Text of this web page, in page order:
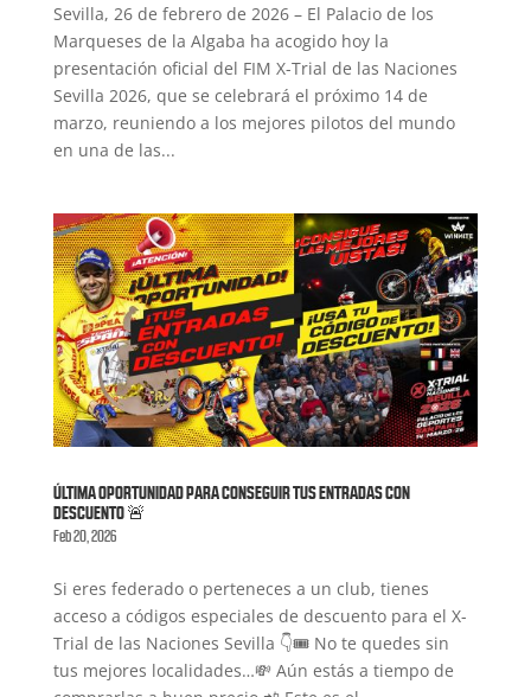
Sevilla, 26 de febrero de 2026 – El Palacio de los
Marqueses de la Algaba ha acogido hoy la
presentación oficial del FIM X-Trial de las Naciones
Sevilla 2026, que se celebrará el próximo 14 de
marzo, reuniendo a los mejores pilotos del mundo
en una de las...
ÚLTIMA OPORTUNIDAD PARA CONSEGUIR TUS ENTRADAS CON
DESCUENTO 🚨
Feb 20, 2026
Si eres federado o perteneces a un club, tienes
acceso a códigos especiales de descuento para el X-
Trial de las Naciones Sevilla 👇🎟️ No te quedes sin
tus mejores localidades…💸 Aún estás a tiempo de